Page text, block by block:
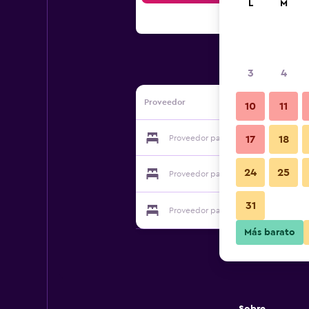
Proveedor
Proveedor para Hotel Boston
Proveedor para Hotel Boston
Proveedor para Hotel Boston
L M
3 4
10 11
17 18
24 25
31
Más barato